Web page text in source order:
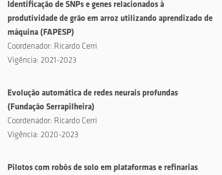
Identificação de SNPs e genes relacionados à
produtividade de grão em arroz utilizando aprendizado de
máquina ( FAPESP)
Coordenador: Ricardo Cerri
Vigência: 2021-2023
Evolução automática de redes neurais profundas
( Fundação Serrapilheira)
Coordenador: Ricardo Cerri
Vigência: 2020-2023
Pilotos com robôs de solo em plataformas e refinarias